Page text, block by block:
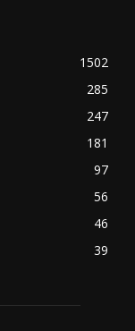
1502
285
247
181
97
56
46
39